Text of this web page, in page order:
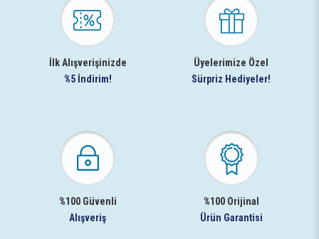
İlk Alışverişinizde
%5 İndirim!
Üyelerimize Özel
Sürpriz Hediyeler!
%100 Güvenli
Alışveriş
%100 Orijinal
Ürün Garantisi